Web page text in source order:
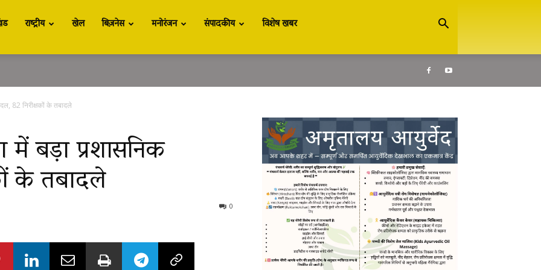
राष्ट्रीय खेल बिज़नेस मनोरंजन संपादकीय विशेष खबर
82 निरीक्षकों के तबादले
में बड़ा प्रशासनिक
के तबादले
0